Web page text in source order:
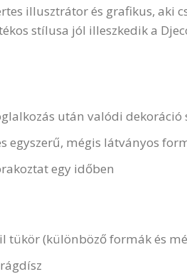
illusztrátor és grafikus, aki
stílusa jól illeszkedik a
után valódi dekoráció
egyszerű, mégis látványos
egy időben
tükör (különböző formák és